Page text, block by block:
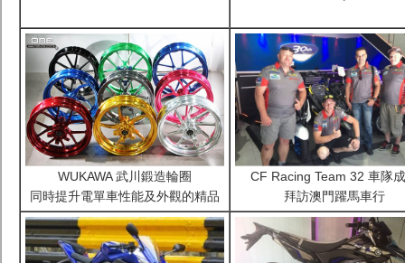
WUKAWA 武川鍛造輪圈
同時提升電單車性能及外觀的精品
CF Racing Team 32 車隊
拜訪澳門躍馬車行